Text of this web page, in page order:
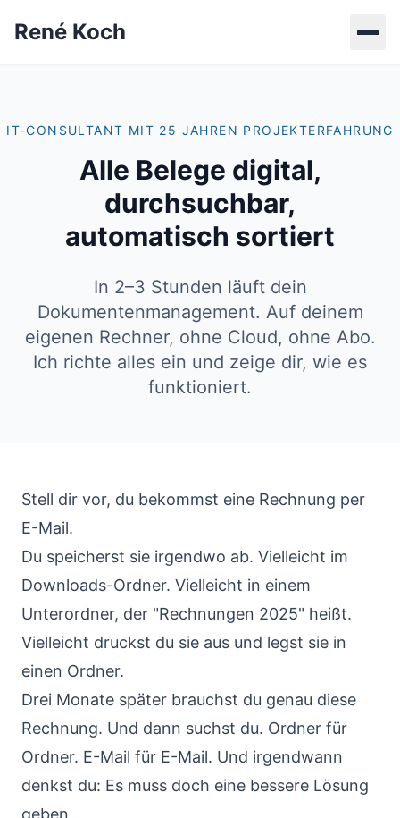
René Koch
IT-CONSULTANT MIT 25 JAHREN PROJEKTERFAHRUNG
Alle Belege digital,
durchsuchbar,
automatisch sortiert
In 2–3 Stunden läuft dein
Dokumentenmanagement. Auf deinem
eigenen Rechner, ohne Cloud, ohne Abo.
Ich richte alles ein und zeige dir, wie es
funktioniert.
Stell dir vor, du bekommst eine Rechnung per
E-Mail.
Du speicherst sie irgendwo ab. Vielleicht im
Downloads-Ordner. Vielleicht in einem
Unterordner, der "Rechnungen 2025" heißt.
Vielleicht druckst du sie aus und legst sie in
einen Ordner.
Drei Monate später brauchst du genau diese
Rechnung. Und dann suchst du. Ordner für
Ordner. E-Mail für E-Mail. Und irgendwann
denkst du: Es muss doch eine bessere Lösung
geben.